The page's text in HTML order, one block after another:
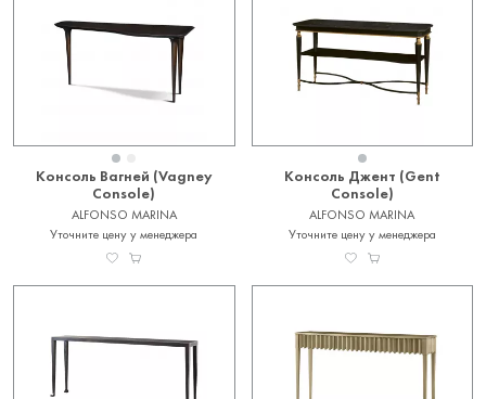
Консоль Вагней (Vagney
Console)
ALFONSO MARINA
Уточните цену у менеджера
Консоль Джент (Gent
Console)
ALFONSO MARINA
Уточните цену у менеджера